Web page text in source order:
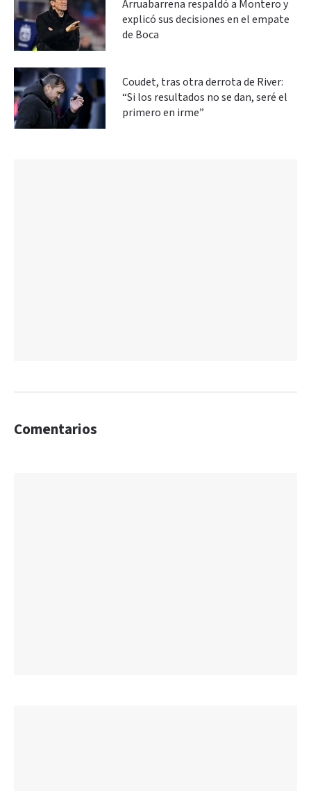
Arruabarrena respaldó a Montero y
explicó sus decisiones en el empate
de Boca
Coudet, tras otra derrota de River:
“Si los resultados no se dan, seré el
primero en irme”
Comentarios